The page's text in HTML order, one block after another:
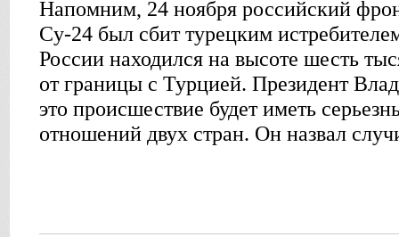
Напомним, 24 ноября российский
Cу-24 был сбит турецким
России находился на высоте шесть
от границы с Турцией. Президент
это происшествие будет иметь
отношений двух стран. Он назвал